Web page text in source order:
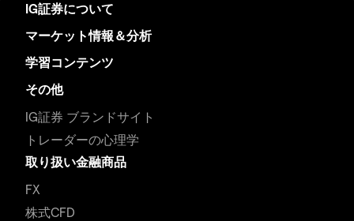
IG証券について
マーケット情報＆分析
学習コンテンツ
その他
IG証券 ブランドサイト
トレーダーの心理学
取り扱い金融商品
FX
株式CFD